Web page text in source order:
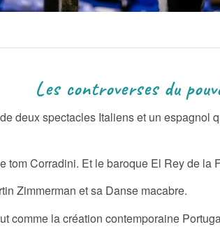
du
deux spectacles Italiens et un espagnol
tom Corradini. Et le baroque El Rey de la
Zimmerman et sa Danse macabre.
comme la création contemporaine